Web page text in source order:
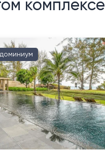
комплексе